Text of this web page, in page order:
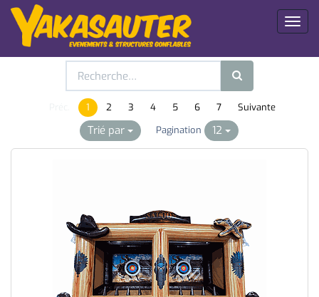
Toggle
1 2 3 4 5 6 7 Suivante
Trié par Pagination 12